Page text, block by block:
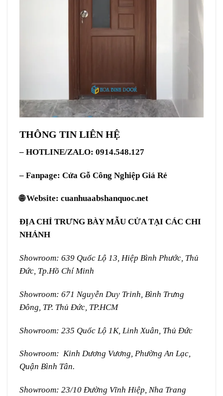
THÔNG TIN LIÊN HỆ
– HOTLINE/ZALO: 0914.548.127
– Fanpage: Cửa Gỗ Công Nghiệp Giá Rẻ
🌐 Website: cuanhuaabshanquoc.net
ĐỊA CHỈ TRƯNG BÀY MẪU CỬA TẠI CÁC CHI
NHÁNH
Showroom: 639 Quốc Lộ 13, Hiệp Bình Phước, Thủ
Đức, Tp.Hồ Chí Minh
Showroom: 671 Nguyễn Duy Trinh, Bình Trưng
Đông, TP. Thủ Đức, TP.HCM
Showroom: 235 Quốc Lộ 1K, Linh Xuân, Thủ Đức
Showroom: Kinh Dương Vương, Phường An Lạc,
Quận Bình Tân.
Showroom: 23/10 Đường Vĩnh Hiệp, Nha Trang